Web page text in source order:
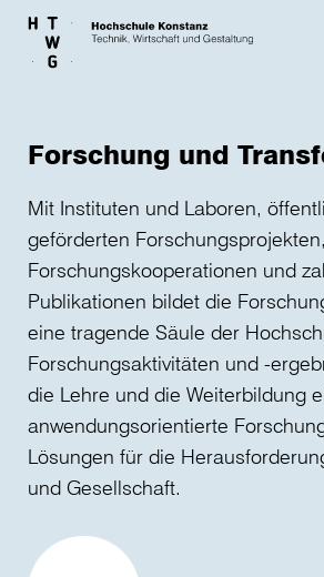
Skip to main content
Forschung und
Mit Instituten und Laboren,
geförderten Forschungsprojekten,
Forschungskooperationen und
Publikationen bildet die
eine tragende Säule der
Forschungsaktivitäten und -
die Lehre und die Weiterbildung
anwendungsorientierte
Lösungen für die
und Gesellschaft.